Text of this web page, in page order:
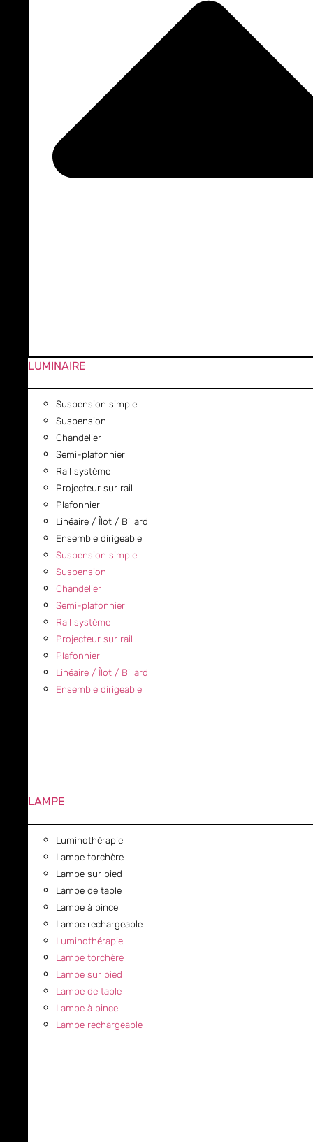
LUMINAIRE
Suspension simple
Suspension
Chandelier
Semi-plafonnier
Rail système
Projecteur sur rail
Plafonnier
Linéaire / Îlot / Billard
Ensemble dirigeable
Suspension simple
Suspension
Chandelier
Semi-plafonnier
Rail système
Projecteur sur rail
Plafonnier
Linéaire / Îlot / Billard
Ensemble dirigeable
LAMPE
Luminothérapie
Lampe torchère
Lampe sur pied
Lampe de table
Lampe à pince
Lampe rechargeable
Luminothérapie
Lampe torchère
Lampe sur pied
Lampe de table
Lampe à pince
Lampe rechargeable